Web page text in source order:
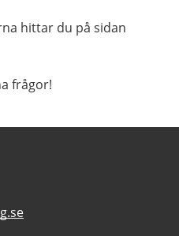
hittar du på sidan
frågor!